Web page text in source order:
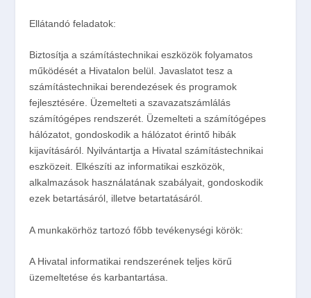
Ellátandó feladatok:
Biztosítja a számítástechnikai eszközök folyamatos
működését a Hivatalon belül. Javaslatot tesz a
számítástechnikai berendezések és programok
fejlesztésére. Üzemelteti a szavazatszámlálás
számítógépes rendszerét. Üzemelteti a számítógépes
hálózatot, gondoskodik a hálózatot érintő hibák
kijavításáról. Nyilvántartja a Hivatal számítástechnikai
eszközeit. Elkészíti az informatikai eszközök,
alkalmazások használatának szabályait, gondoskodik
ezek betartásáról, illetve betartatásáról.
A munkakörhöz tartozó főbb tevékenységi körök:
A Hivatal informatikai rendszerének teljes körű
üzemeltetése és karbantartása.